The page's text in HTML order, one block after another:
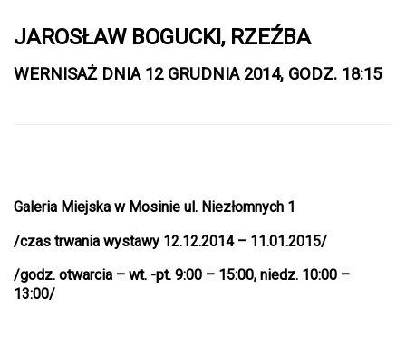
JAROSŁAW BOGUCKI, RZEŹBA
WERNISAŻ DNIA 12 GRUDNIA 2014, GODZ. 18:15
Galeria Miejska w Mosinie ul. Niezłomnych 1
/czas trwania wystawy 12.12.2014 – 11.01.2015/
/godz. otwarcia – wt. -pt. 9:00 – 15:00, niedz. 10:00 –
13:00/